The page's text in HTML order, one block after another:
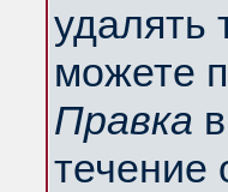
удалять
можете
Правка
течение